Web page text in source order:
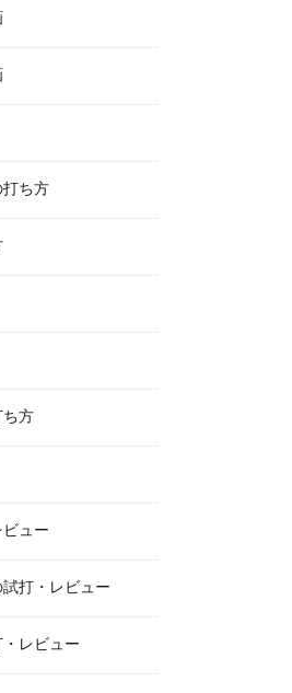
打ち方
ち方
ビュー
打・レビュー
レビュー